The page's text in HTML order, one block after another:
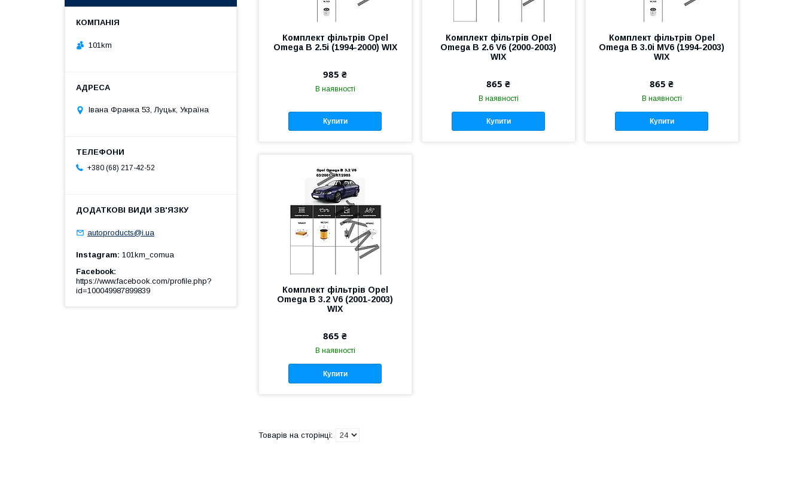
Комплект фільтрів Opel
Omega B 2.5i (1994-2000) WIX
985 ₴
В наявності
Купити
Комплект фільтрів Opel
Omega B 2.6 V6 (2000-2003)
WIX
865 ₴
В наявності
Купити
Комплект фільтрів Opel
Omega B 3.0i MV6 (1994-2003)
WIX
865 ₴
В наявності
Купити
Комплект фільтрів Opel
Omega B 3.2 V6 (2001-2003)
WIX
865 ₴
В наявності
Купити
101km
Івана Франка 53, Луцьк, Україна
+380 (68) 217-42-52
autoproducts@i.ua
Instagram 101km_comua
Facebook
https://www.facebook.com/profile.php?
id=100049987899839